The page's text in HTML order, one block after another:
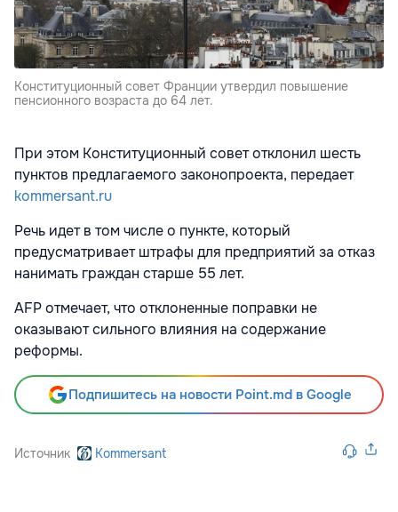
Конституционный совет Франции утвердил повышение
пенсионного возраста до 64 лет.
При этом Конституционный совет отклонил шесть
пунктов предлагаемого законопроекта, передает
kommersant.ru
Речь идет в том числе о пункте, который
предусматривает штрафы для предприятий за отказ
нанимать граждан старше 55 лет.
AFP отмечает, что отклоненные поправки не
оказывают сильного влияния на содержание
реформы.
Подпишитесь на новости Point.md в Google
Источник Kommersant